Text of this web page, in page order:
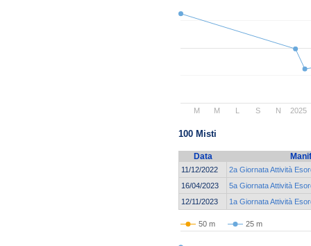
2025
M M L S N
100 Misti
Data
11/12/2022
2a Giornata Attività
16/04/2023
5a Giornata Attività
12/11/2023
1a Giornata Attività
50 m 25 m